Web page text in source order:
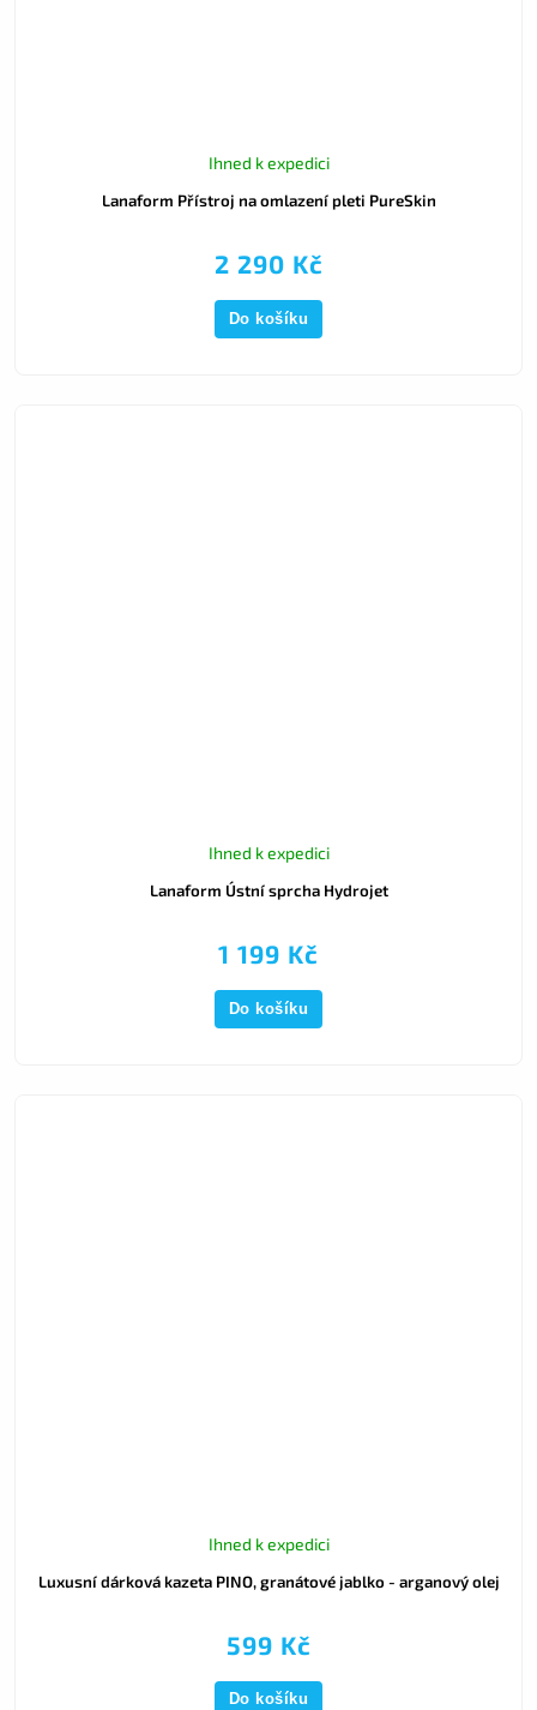
Lanaform Přístroj na omlazení pleti PureSkin
Ihned k expedici
2 290 Kč
Do košíku
Lanaform Ústní sprcha Hydrojet
Ihned k expedici
1 199 Kč
Do košíku
Luxusní dárková kazeta PINO, granátové jablko - arganový olej
Ihned k expedici
599 Kč
Do košíku